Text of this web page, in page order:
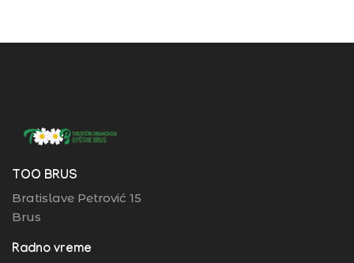
TOO BRUS
Bratislave Petrović 15
Brus
Radno vreme